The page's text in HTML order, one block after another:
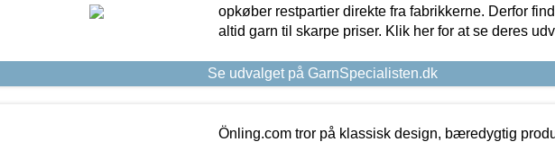
opkøber restpartier direkte fra fabrikkerne. Derfor
altid garn til skarpe priser. Klik her for at se deres
Se udvalget på GarnSpecialisten.dk
Önling.com tror på klassisk design, bæredygtig